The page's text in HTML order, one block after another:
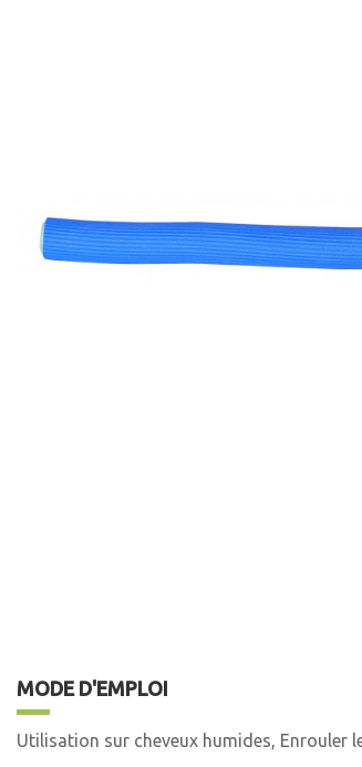
MODE D'EMPLOI
Utilisation sur cheveux humides, Enrouler